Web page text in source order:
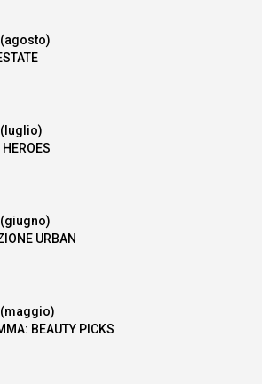
URBAN
BEAUTY PICKS